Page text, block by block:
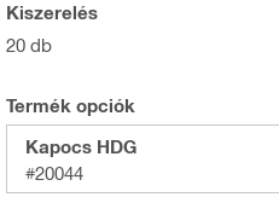
Kiszerelés
20 db
Termék opciók
Kapocs HDG
#20044